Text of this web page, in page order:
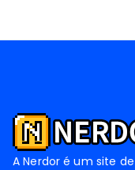
A Nerdor é um site